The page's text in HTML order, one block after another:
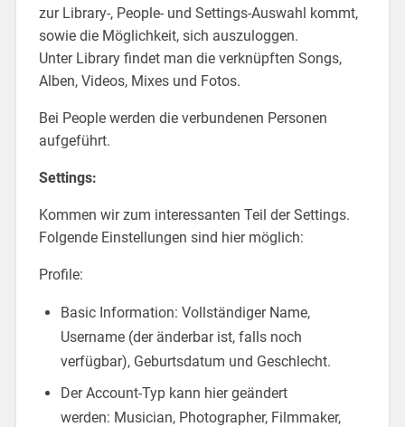
zur Library-, People- und Settings-Auswahl kommt,
sowie die Möglichkeit, sich auszuloggen.
Unter Library findet man die verknüpften Songs,
Alben, Videos, Mixes und Fotos.
Bei People werden die verbundenen Personen
aufgeführt.
Settings:
Kommen wir zum interessanten Teil der Settings.
Folgende Einstellungen sind hier möglich:
Profile:
Basic Information: Vollständiger Name,
Username (der änderbar ist, falls noch
verfügbar), Geburtsdatum und Geschlecht.
Der Account-Typ kann hier geändert
werden: Musician, Photographer, Filmmaker,